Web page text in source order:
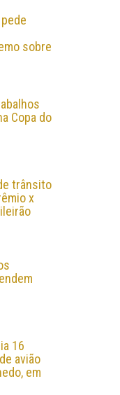
sobre
Copa do
trânsito
x
16
avião
em